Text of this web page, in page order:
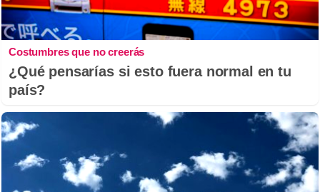
Costumbres que no creerás
¿Qué pensarías si esto fuera normal en tu
país?